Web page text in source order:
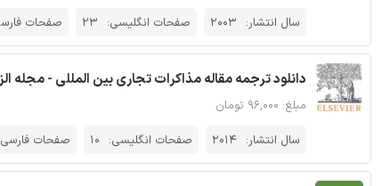
سال انتشار: 2003 صفحات انگلیسی: 23 صفحات
دانلود ترجمه مقاله مذاکرات تجاری بین المللی - مجله
مبلغ: ۹۶,۰۰۰ تومان
سال انتشار: 2014 صفحات انگلیسی: 10 صفحات